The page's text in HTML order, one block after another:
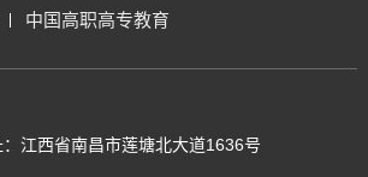
中国高职高专教育
江西省南昌市莲塘北大道1636号